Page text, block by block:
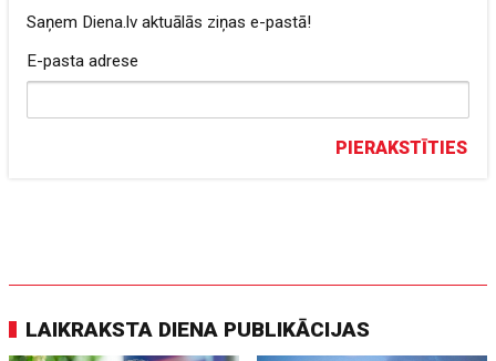
Saņem Diena.lv aktuālās ziņas e-pastā!
E-pasta adrese
PIERAKSTĪTIES
LAIKRAKSTA DIENA PUBLIKĀCIJAS